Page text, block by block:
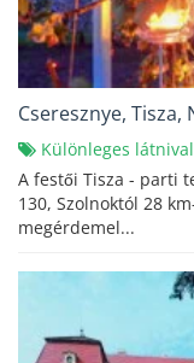
Cseresznye, Tisza,
Különleges
A festői Tisza - parti
130, Szolnoktól 28
megérdemel...